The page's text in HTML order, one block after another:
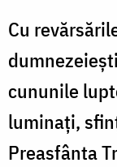
Cu
cu­nunile
luminaţi,
Preasfânta